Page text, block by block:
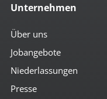
Unternehmen
Über uns
Jobangebote
Niederlassungen
Presse